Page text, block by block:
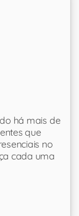
há mais de
que
no
cada uma